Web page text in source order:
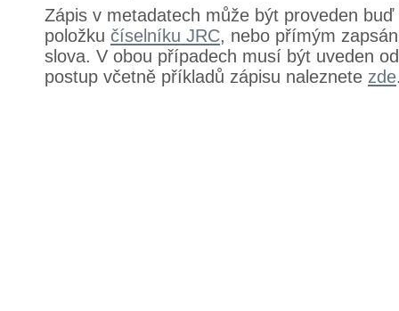
Zápis v metadatech může být proveden
položku číselníku JRC, nebo přímým
slova. V obou případech musí být uveden
postup včetně příkladů zápisu naleznete zde